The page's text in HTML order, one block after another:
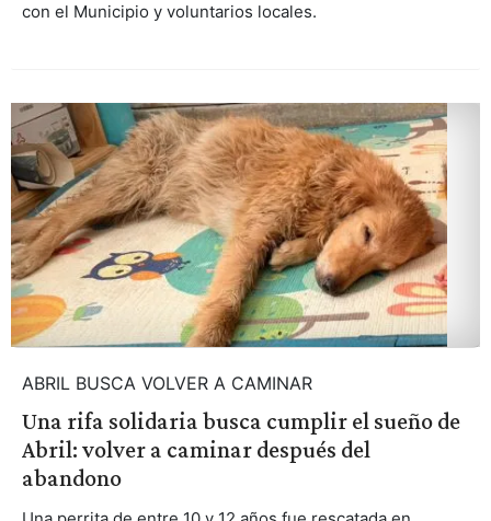
con el Municipio y voluntarios locales.
ABRIL BUSCA VOLVER A CAMINAR
Una rifa solidaria busca cumplir el sueño de
Abril: volver a caminar después del
abandono